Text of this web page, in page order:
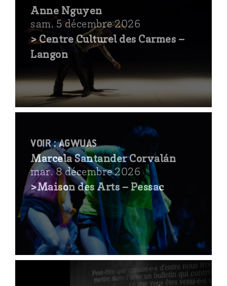
Anne Nguyen
sam. 5 décembre 2026
> Centre Culturel des Carmes –
Langon
voir : AGWUAS
Marcela Santander Corvalán
mar. 8 décembre 2026
>Maison des Arts – Pessac